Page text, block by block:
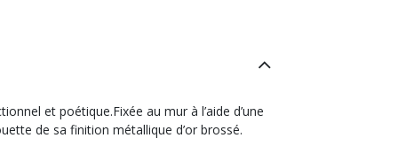
et poétique.Fixée au mur à l’aide d’une
de sa finition métallique d’or brossé.